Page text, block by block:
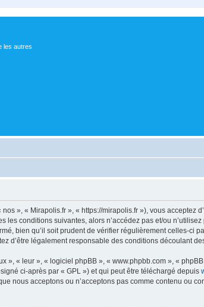
les autres
», « Mirapolis.fr », « https://mirapolis.fr »), vous acceptez
les conditions suivantes, alors n’accédez pas et/ou
bien qu’il soit prudent de vérifier régulièrement celles-ci
d’être légalement responsable des conditions découlant
», « leur », « logiciel phpBB », « www.phpbb.com », «
ci-après par « GPL ») et qui peut être téléchargé depuis
nous acceptons ou n’acceptons pas comme contenu ou